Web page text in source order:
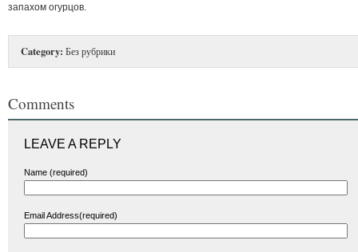
запахом огурцов.
Category: Без рубрики
Comments
LEAVE A REPLY
Name (required)
Email Address(required)